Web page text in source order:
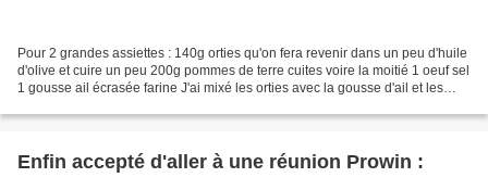
Pour 2 grandes assiettes : 140g orties qu'on fera revenir dans un peu d'huile
d'olive et cuire un peu 200g pommes de terre cuites voire la moitié 1 oeuf sel
1 gousse ail écrasée farine J'ai mixé les orties avec la gousse d'ail et les
Enfin accepté d'aller à une réunion Prowin :